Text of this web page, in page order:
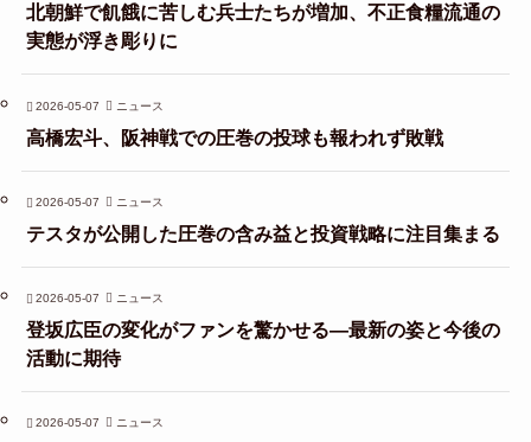
北朝鮮で飢餓に苦しむ兵士たちが増加、不正食糧流通の
実態が浮き彫りに
2026-05-07 ニュース
高橋宏斗、阪神戦での圧巻の投球も報われず敗戦
2026-05-07 ニュース
テスタが公開した圧巻の含み益と投資戦略に注目集まる
2026-05-07 ニュース
登坂広臣の変化がファンを驚かせる—最新の姿と今後の
活動に期待
2026-05-07 ニュース